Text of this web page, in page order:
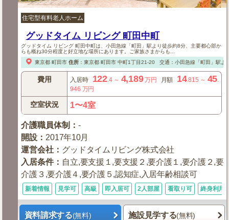
住宅型有料老人ホーム
グッドタイム リビング 町田中町
グッドタイム リビング 町田中町は、小田急線「町田」駅より徒歩約8分、主要都心部か
らも概ね30分程度と好立地な場所にあります。ご家族さまからも...
東京都 町田市 住所： 東京都 町田市中町1丁目21-20 交通：小田急線「町田」駅よ
費用 入居時 122.4～ 4,189万円 月額 14.815 ～ 45
946 万円
空室状況 1〜4室
介護職員体制 ：-
開設 ： 2017年10月
運営会社 ： グッドタイムリビング株式会社
入居条件： 自立,要支援１,要支援２,要介護１,要介護２,要
介護３,要介護４,要介護５,認知症,入居年齢相談可
新着情報 見学可 高級 即入居可 2人部屋 看取り可 終身利用
資料請求する(無料) 施設見学する(無料)